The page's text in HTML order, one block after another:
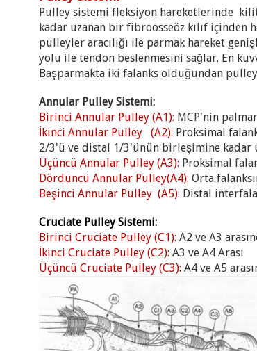
Pulley sistemi fleksiyon hareketlerinde
kadar uzanan bir fibroosseöz kılıf içinden
pulleyler aracılığı ile parmak hareket
yolu ile tendon beslenmesini sağlar. En
Başparmakta iki falanks olduğundan
Annular Pulley Sistemi:
Birinci Annular Pulley (A1): MCP'nin palmar
İkinci Annular Pulley (A2): Proksimal
2/3'ü ve distal 1/3'ünün birleşimine kadar
Üçüncü Annular Pulley (A3): Proksimal
Dördüncü Annular Pulley(A4): Orta
Beşinci Annular Pulley (A5): Distal
Cruciate Pulley Sistemi:
Birinci Cruciate Pulley (C1): A2 ve A3
İkinci Cruciate Pulley (C2): A3 ve A4 Arası
Üçüncü Cruciate Pulley (C3): A4 ve A5